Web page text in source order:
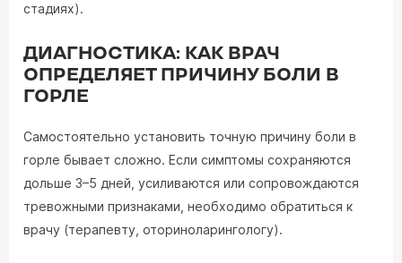
стадиях).
ДИАГНОСТИКА: КАК ВРАЧ
ОПРЕДЕЛЯЕТ ПРИЧИНУ БОЛИ В
ГОРЛЕ
Самостоятельно установить точную причину боли в
горле бывает сложно. Если симптомы сохраняются
дольше 3–5 дней, усиливаются или сопровождаются
тревожными признаками, необходимо обратиться к
врачу (терапевту, оториноларингологу).